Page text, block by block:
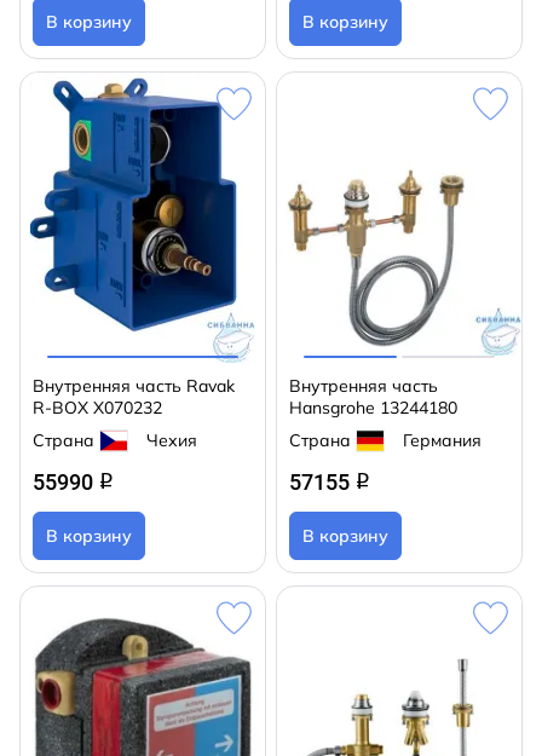
В корзину В корзину
Внутренняя часть Ravak
R-BOX X070232
Страна
Чехия
55990 q
В корзину
Внутренняя часть
Hansgrohe 13244180
Страна
Германия
57155 q
В корзину